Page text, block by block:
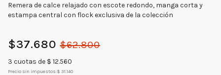
Remera de calce relajado con escote redondo, manga corta y
estampa central con flock exclusiva de la colección
$37.680 $62.800
3 cuotas de $ 12.560
Precio sin impuestos:$ 31.140